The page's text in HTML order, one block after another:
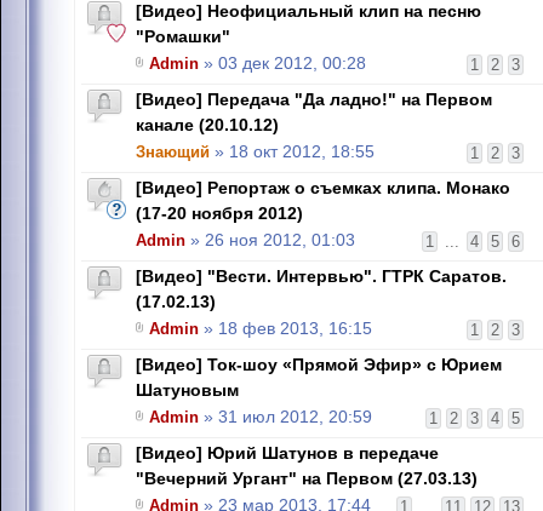
[Видео] Неофициальный клип на песню
"Ромашки"
1 2 3
Admin » 03 дек 2012, 00:28
[Видео] Передача "Да ладно!" на Первом
канале (20.10.12)
1 2 3
Знающий » 18 окт 2012, 18:55
[Видео] Репортаж о съемках клипа. Монако
(17-20 ноября 2012)
1 ... 4 5 6
Admin » 26 ноя 2012, 01:03
[Видео] "Вести. Интервью". ГТРК Саратов.
(17.02.13)
1 2 3
Admin » 18 фев 2013, 16:15
[Видео] Ток-шоу «Прямой Эфир» c Юрием
Шатуновым
1 2 3 4 5
Admin » 31 июл 2012, 20:59
[Видео] Юрий Шатунов в передаче
"Вечерний Ургант" на Первом (27.03.13)
1 11 12 13
Admin » 23 мар 2013, 17:44